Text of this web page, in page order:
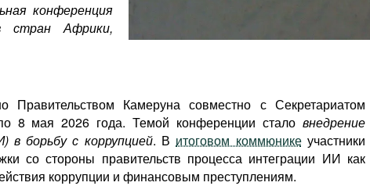
конференция
стран Африки,
Правительством Камеруна совместно с Секретариатом
8 мая 2026 года. Темой конференции стало внедрение
в борьбу с коррупцией. В итоговом коммюникеучастники
со стороны правительств процесса интеграции ИИ как
коррупции и финансовым преступлениям.